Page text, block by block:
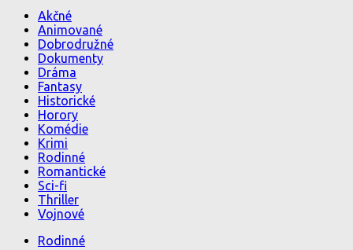
Akčné
Animované
Dobrodružné
Dokumenty
Dráma
Fantasy
Historické
Horory
Komédie
Krimi
Rodinné
Romantické
Sci-fi
Thriller
Vojnové
Rodinné